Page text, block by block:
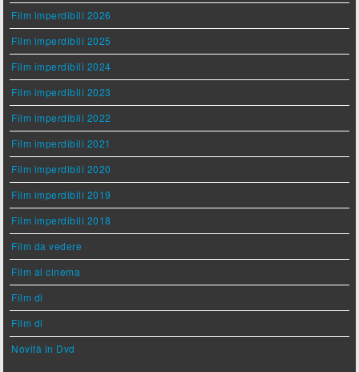
Film imperdibili 2026
Film imperdibili 2025
Film imperdibili 2024
Film imperdibili 2023
Film imperdibili 2022
Film imperdibili 2021
Film imperdibili 2020
Film imperdibili 2019
Film imperdibili 2018
Film da vedere
Film al cinema
Film di
Film di
Novità in Dvd